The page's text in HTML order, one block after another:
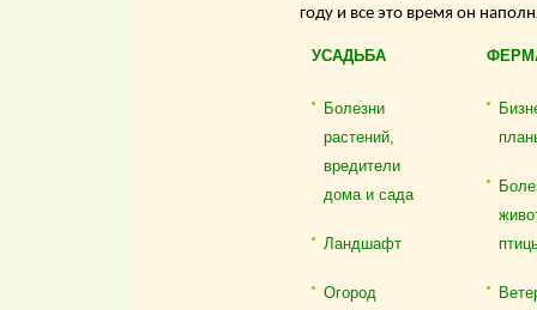
году и все это время он
УСАДЬБА
Болезни
растений,
вредители
дома и сада
Ландшафт
Огород